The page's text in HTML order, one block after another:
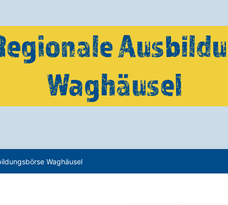
Waghäusel
Waghäusel